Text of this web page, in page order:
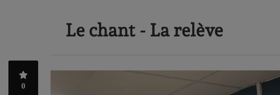
Le chant - La relève
0